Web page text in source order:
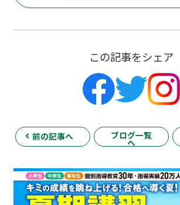
この記事をシェア
前の記事へ ブログ一覧
へ